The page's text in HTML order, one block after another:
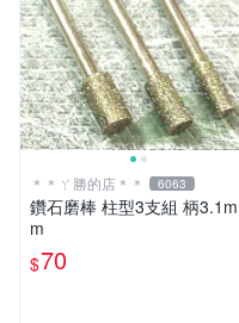
＊＊ㄚ勝的店＊＊ 6063
鑽石磨棒 柱型3支組 柄3.1m
m
$70